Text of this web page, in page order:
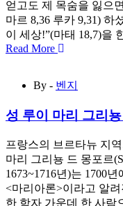
얻고도 제 목숨을 잃으
마르 8,36 루카 9,31) 하
이 세상!”(마태 18,7)을
Read More
By - 벤지
성 루이 마리 그리
프랑스의 브르타뉴 지
마리 그리뇽 드 몽포르
1673~1716년)는 1700
<마리아론>이라고 알
한 학자 가운데 한 사람